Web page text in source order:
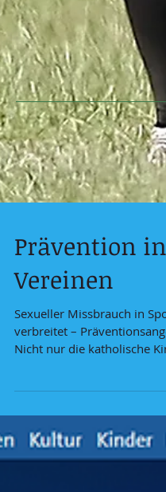
Prävention in
Vereinen
Sexueller Missbrauch in
Nicht nur die katholische